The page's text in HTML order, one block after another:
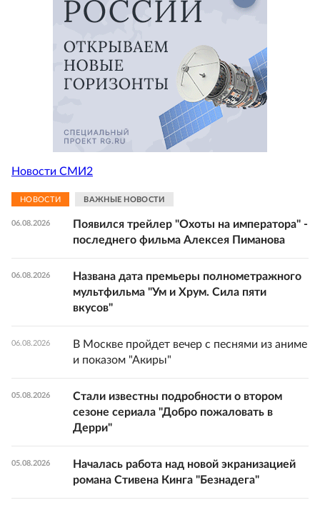
Новости СМИ2
НОВОСТИ ВАЖНЫЕ НОВОСТИ
06.08.2026
Появился трейлер "Охоты на императора" -
последнего фильма Алексея Пиманова
06.08.2026
Названа дата премьеры полнометражного
мультфильма "Ум и Хрум. Сила пяти
вкусов"
06.08.2026
В Москве пройдет вечер с песнями из аниме
и показом "Акиры"
05.08.2026
Стали известны подробности о втором
сезоне сериала "Добро пожаловать в
Дерри"
05.08.2026
Началась работа над новой экранизацией
романа Стивена Кинга "Безнадега"